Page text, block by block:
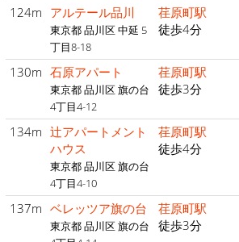
124m アルテール品川
東京都 品川区 中延 5
丁目8-18
荏原町駅
徒歩4分
130m 石原アパート
東京都 品川区 旗の台
4丁目4-12
荏原町駅
徒歩3分
134m 辻アパートメント
ハウス
東京都 品川区 旗の台
4丁目4-10
荏原町駅
徒歩4分
137m ベレッツア旗の台
東京都 品川区 旗の台
荏原町駅
徒歩3分